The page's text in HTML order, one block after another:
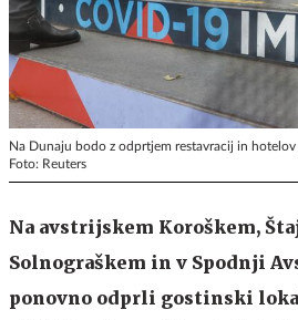
Na Dunaju bodo z odprtjem restavracij in
Foto: Reuters
Na avstrijskem Koroškem,
Solnograškem in v Spodnji
ponovno odprli gostinski